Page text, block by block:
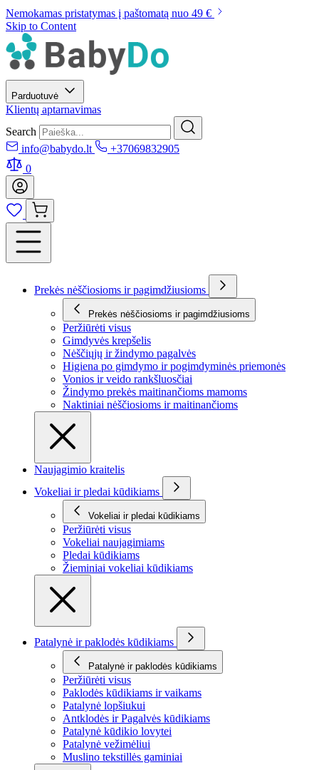
Nemokamas pristatymas į paštomatą nuo 49 €
Skip to Content
Parduotuvė
Klientų aptarnavimas
Search
info@babydo.lt
+37069832905
0
Prekės nėščiosioms ir pagimdžiusioms
Prekės nėščiosioms ir pagimdžiusioms
Peržiūrėti visus
Gimdyvės krepšelis
Nėščiųjų ir žindymo pagalvės
Higiena po gimdymo ir pogimdyminės priemonės
Vonios ir veido rankšluosčiai
Žindymo prekės maitinančioms mamoms
Naktiniai nėščiosioms ir maitinančioms
Naujagimio kraitelis
Vokeliai ir pledai kūdikiams
Vokeliai ir pledai kūdikiams
Peržiūrėti visus
Vokeliai naujagimiams
Pledai kūdikiams
Žieminiai vokeliai kūdikiams
Patalynė ir paklodės kūdikiams
Patalynė ir paklodės kūdikiams
Peržiūrėti visus
Paklodės kūdikiams ir vaikams
Patalynė lopšiukui
Antklodės ir Pagalvės kūdikiams
Patalynė kūdikio lovytei
Patalynė vežimėliui
Muslino tekstillės gaminiai